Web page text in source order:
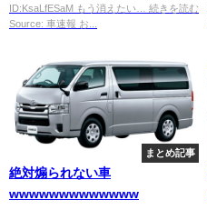
ID:KsaLfESaM もう消えたい… 続きを読む
Source: 車速報 お...
まとめ記事
絶対煽られない車
wwwwwwwwwwwww